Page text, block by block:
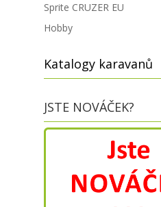
Sprite CRUZER EU
Hobby
Katalogy karavanů
JSTE NOVÁČEK?